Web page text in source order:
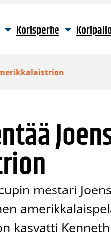
Korisperhe
mestari
kasvatti Kenneth